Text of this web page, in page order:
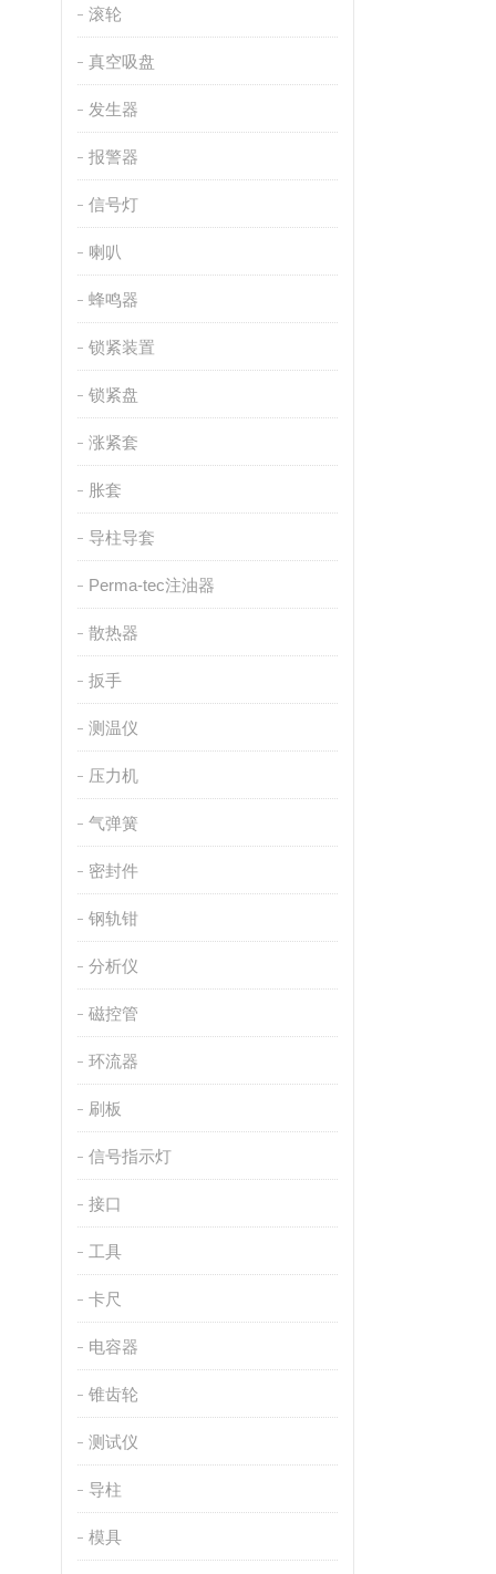
滚轮
真空吸盘
发生器
报警器
信号灯
喇叭
蜂鸣器
锁紧装置
锁紧盘
涨紧套
胀套
导柱导套
Perma-tec注油器
散热器
扳手
测温仪
压力机
气弹簧
密封件
钢轨钳
分析仪
磁控管
环流器
刷板
信号指示灯
接口
工具
卡尺
电容器
锥齿轮
测试仪
导柱
模具